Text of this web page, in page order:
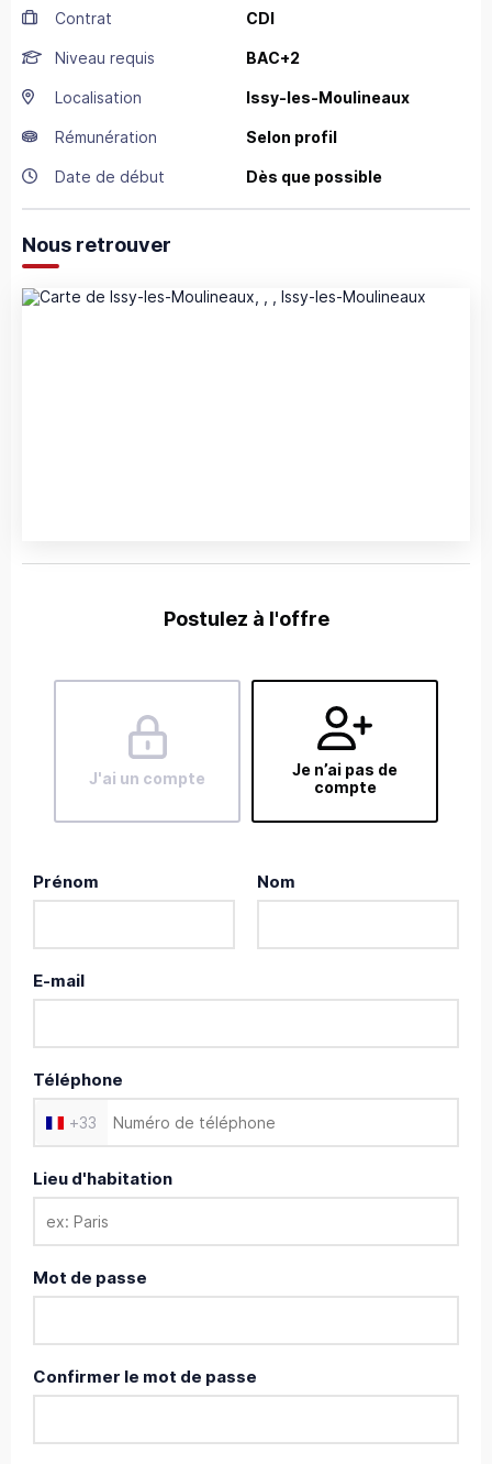
Contrat CDI
Niveau requis BAC+2
Localisation Issy-les-Moulineaux
Rémunération Selon profil
Date de début Dès que possible
Nous retrouver
Postulez à l'offre
J'ai un compte
Je n’ai pas de
compte
Prénom Nom
E-mail
Téléphone
+33
Lieu d'habitation
Mot de passe
Confirmer le mot de passe